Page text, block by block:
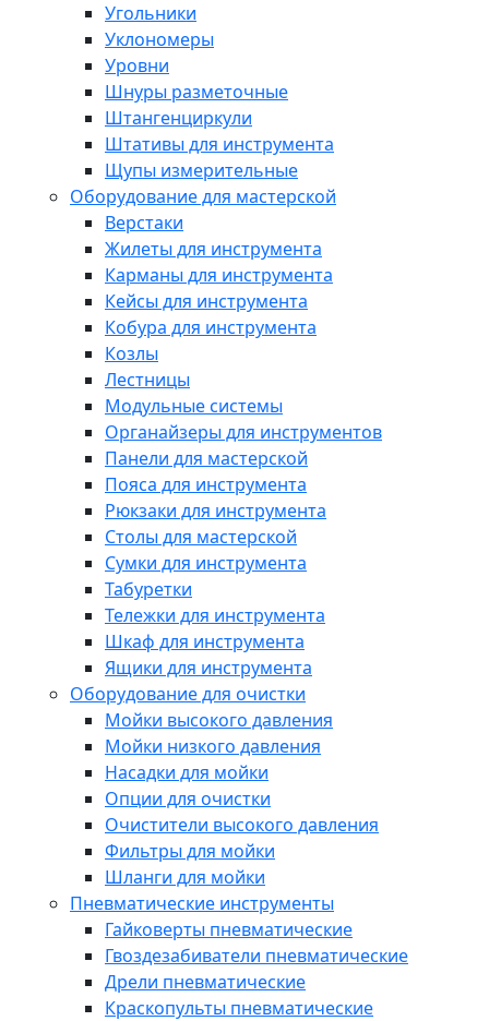
Угольники
Уклономеры
Уровни
Шнуры разметочные
Штангенциркули
Штативы для инструмента
Щупы измерительные
Оборудование для мастерской
Верстаки
Жилеты для инструмента
Карманы для инструмента
Кейсы для инструмента
Кобура для инструмента
Козлы
Лестницы
Модульные системы
Органайзеры для инструментов
Панели для мастерской
Пояса для инструмента
Рюкзаки для инструмента
Столы для мастерской
Сумки для инструмента
Табуретки
Тележки для инструмента
Шкаф для инструмента
Ящики для инструмента
Оборудование для очистки
Мойки высокого давления
Мойки низкого давления
Насадки для мойки
Опции для очистки
Очистители высокого давления
Фильтры для мойки
Шланги для мойки
Пневматические инструменты
Гайковерты пневматические
Гвоздезабиватели пневматические
Дрели пневматические
Краскопульты пневматические